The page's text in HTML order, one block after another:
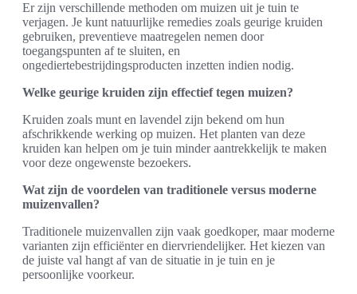
Er zijn verschillende methoden om muizen uit je tuin te
verjagen. Je kunt natuurlijke remedies zoals geurige kruiden
gebruiken, preventieve maatregelen nemen door
toegangspunten af te sluiten, en
ongediertebestrijdingsproducten inzetten indien nodig.
Welke geurige kruiden zijn effectief tegen muizen?
Kruiden zoals munt en lavendel zijn bekend om hun
afschrikkende werking op muizen. Het planten van deze
kruiden kan helpen om je tuin minder aantrekkelijk te maken
voor deze ongewenste bezoekers.
Wat zijn de voordelen van traditionele versus moderne
muizenvallen?
Traditionele muizenvallen zijn vaak goedkoper, maar moderne
varianten zijn efficiënter en diervriendelijker. Het kiezen van
de juiste val hangt af van de situatie in je tuin en je
persoonlijke voorkeur.